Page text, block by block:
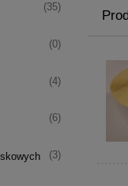
(35)
(0)
(4)
(6)
(3)